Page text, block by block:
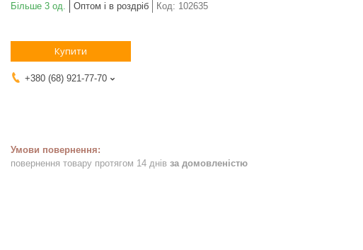
Більше 3 од. Оптом і в роздріб Код: 102635
Купити
+380 (68) 921-77-70
повернення товару протягом 14 днів за домовленістю